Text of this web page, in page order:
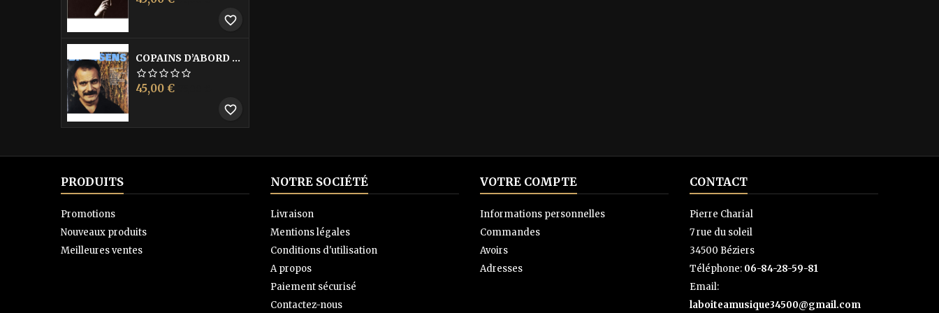
favorite_border
COPAINS D’ABORD LES
Prix
45,00 €
favorite_border
PRODUITS
Promotions
Nouveaux produits
Meilleures ventes
NOTRE SOCIÉTÉ
Livraison
Mentions légales
Conditions d'utilisation
A propos
Paiement sécurisé
Contactez-nous
VOTRE COMPTE
Informations personnelles
Commandes
Avoirs
Adresses
CONTACT
Pierre Charial
7 rue du soleil
34500 Béziers
Téléphone: 06-84-28-59-81
Email:
laboiteamusique34500@gmail.com